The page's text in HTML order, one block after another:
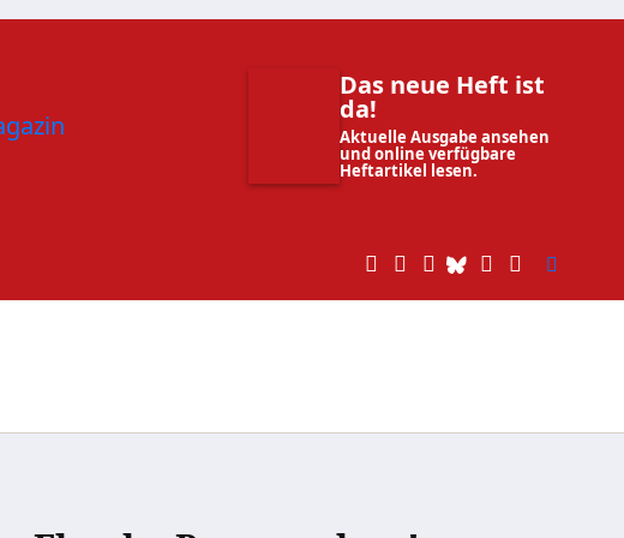
Das neue Heft ist
da!
Aktuelle Ausgabe ansehen
und online verfügbare
Heftartikel lesen.